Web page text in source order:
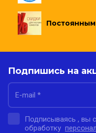
Постоянным
Подпишись на
Подписываясь , вы
обработку